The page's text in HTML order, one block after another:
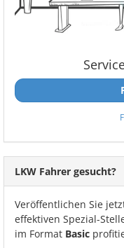
LKW Fahrer gesucht?
Veröffentlichen Sie
effektiven Spezial-
im Format Basic